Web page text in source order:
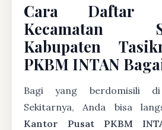
Cara Daftar
Kecamatan
Kabupaten
PKBM INTAN
Bagi yang berdomisili
Sekitarnya, Anda bisa
Kantor Pusat PKBM